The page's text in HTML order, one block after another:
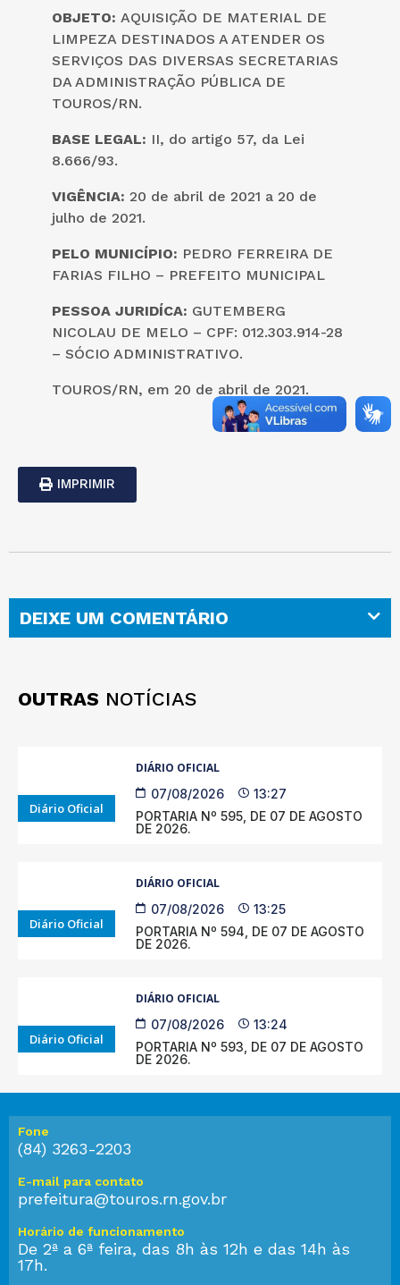
OBJETO: AQUISIÇÃO DE MATERIAL DE
LIMPEZA DESTINADOS A ATENDER OS
SERVIÇOS DAS DIVERSAS SECRETARIAS
DA ADMINISTRAÇÃO PÚBLICA DE
TOUROS/RN.
BASE LEGAL: II, do artigo 57, da Lei
8.666/93.
VIGÊNCIA: 20 de abril de 2021 a 20 de
julho de 2021.
PELO MUNICÍPIO: PEDRO FERREIRA DE
FARIAS FILHO – PREFEITO MUNICIPAL
PESSOA JURIDÍCA: GUTEMBERG
NICOLAU DE MELO – CPF: 012.303.914-28
– SÓCIO ADMINISTRATIVO.
TOUROS/RN, em 20 de abril de 2021.
IMPRIMIR
DEIXE UM COMENTÁRIO
OUTRAS NOTÍCIAS
Diário Oficial
DIÁRIO OFICIAL
07/08/2026
13:27
PORTARIA Nº 595, DE 07 DE AGOSTO
DE 2026.
Diário Oficial
DIÁRIO OFICIAL
07/08/2026
13:25
PORTARIA Nº 594, DE 07 DE AGOSTO
DE 2026.
Diário Oficial
DIÁRIO OFICIAL
07/08/2026
13:24
PORTARIA Nº 593, DE 07 DE AGOSTO
DE 2026.
Fone
(84) 3263-2203
E-mail para contato
prefeitura@touros.rn.gov.br
Horário de funcionamento
De 2ª a 6ª feira, das 8h às 12h e das 14h às
17h.